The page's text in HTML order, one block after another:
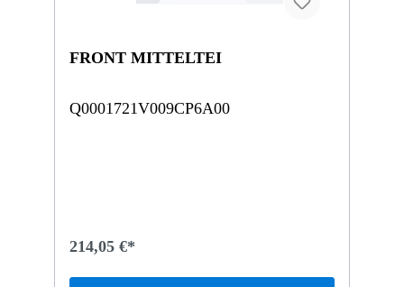
FRONT MITTELTEI
Q0001721V009CP6A00
214,05 €*